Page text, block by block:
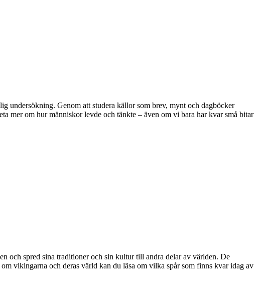
undersökning. Genom att studera källor som brev, mynt och dagböcker
mer om hur människor levde och tänkte – även om vi bara har kvar små bitar
och spred sina traditioner och sin kultur till andra delar av världen. De
vikingarna och deras värld kan du läsa om vilka spår som finns kvar idag av